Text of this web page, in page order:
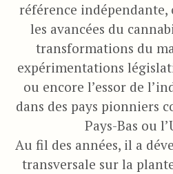
référence
les avancées du
transformations du
expérimentations
ou encore l’essor de
dans des pays pionniers
Pays-Bas ou
Au fil des années, il a
transversale sur la